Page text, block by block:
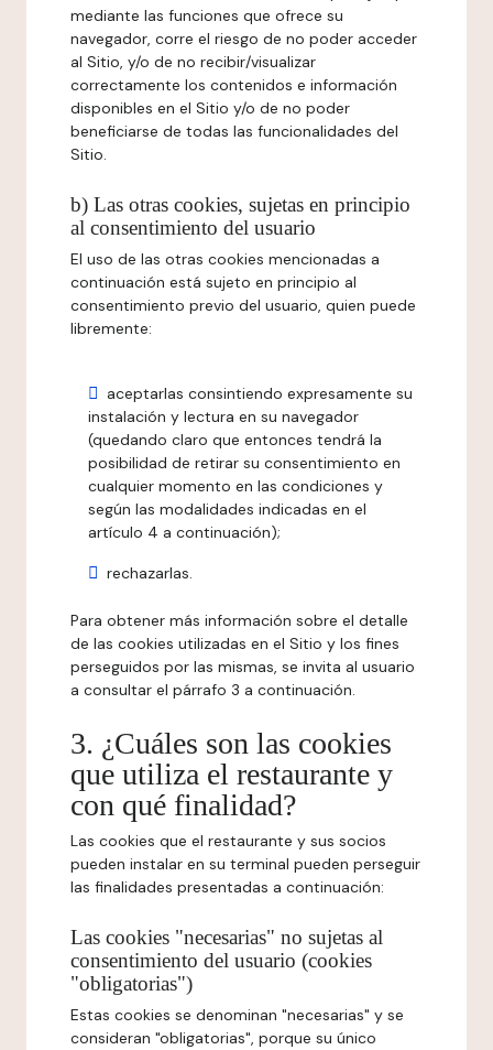
mediante las funciones que ofrece su
navegador, corre el riesgo de no poder acceder
al Sitio, y/o de no recibir/visualizar
correctamente los contenidos e información
disponibles en el Sitio y/o de no poder
beneficiarse de todas las funcionalidades del
Sitio.
b) Las otras cookies, sujetas en principio
al consentimiento del usuario
El uso de las otras cookies mencionadas a
continuación está sujeto en principio al
consentimiento previo del usuario, quien puede
libremente:
aceptarlas consintiendo expresamente su
instalación y lectura en su navegador
(quedando claro que entonces tendrá la
posibilidad de retirar su consentimiento en
cualquier momento en las condiciones y
según las modalidades indicadas en el
artículo 4 a continuación);
rechazarlas.
Para obtener más información sobre el detalle
de las cookies utilizadas en el Sitio y los fines
perseguidos por las mismas, se invita al usuario
a consultar el párrafo 3 a continuación.
3. ¿Cuáles son las cookies
que utiliza el restaurante y
con qué finalidad?
Las cookies que el restaurante y sus socios
pueden instalar en su terminal pueden perseguir
las finalidades presentadas a continuación:
Las cookies "necesarias" no sujetas al
consentimiento del usuario (cookies
"obligatorias")
Estas cookies se denominan "necesarias" y se
consideran "obligatorias", porque su único